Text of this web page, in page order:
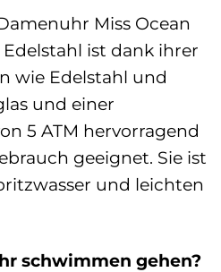
Miss Ocean
Edelstahl ist dank ihrer
wie Edelstahl und
und einer
5 ATM hervorragend
geeignet. Sie ist
und leichten
schwimmen gehen?